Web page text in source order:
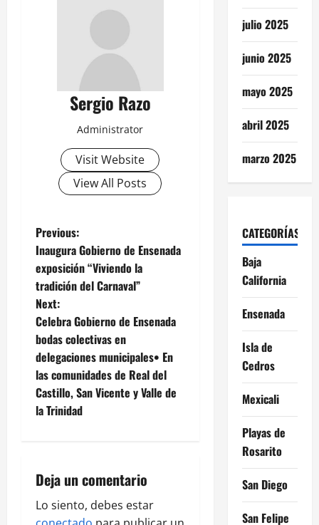
Sergio Razo
Administrator
Visit Website
View All Posts
P
o
s
t
n
a
v
g
a
Previous:
Inaugura Gobierno de Ensenada
exposición “Viviendo la
tradición del Carnaval”
Next:
Celebra Gobierno de Ensenada
bodas colectivas en
delegaciones municipales• En
las comunidades de Real del
Castillo, San Vicente y Valle de
la Trinidad
Deja un comentario
Lo siento, debes estar
julio 2025
junio 2025
mayo 2025
abril 2025
marzo 2025
CATEGORÍAS
Baja
California
Ensenada
Isla de
Cedros
Mexicali
Playas de
Rosarito
San Diego
San Felipe